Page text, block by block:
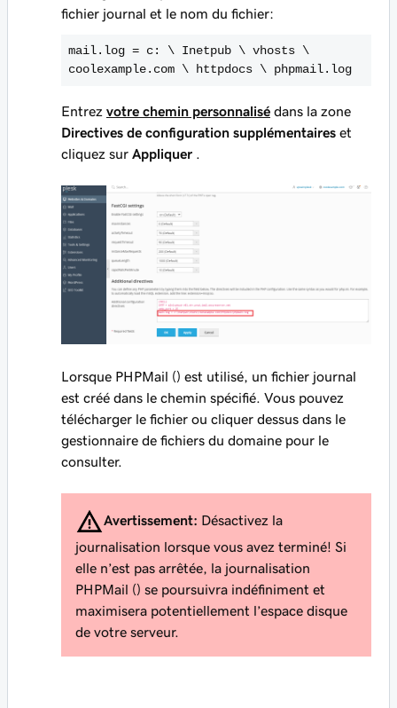
fichier journal et le nom du fichier:
mail.log = c: \ Inetpub \ vhosts \
coolexample.com \ httpdocs \ phpmail.log
Entrez votre chemin personnalisé dans la zone
Directives de configuration supplémentaires et
cliquez sur Appliquer
Lorsque PHPMail () est utilisé, un fichier journal
est créé dans le chemin spécifié. Vous pouvez
télécharger le fichier ou cliquer dessus dans le
gestionnaire de fichiers du domaine pour le
consulter.
Avertissement: Désactivez la
journalisation lorsque vous avez terminé! Si
elle n’est pas arrêtée, la journalisation
PHPMail () se poursuivra indéfiniment et
maximisera potentiellement l’espace disque
de votre serveur.